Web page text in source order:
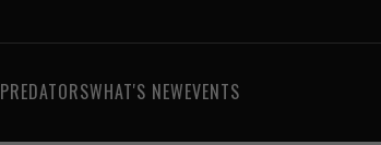
PREDATORSWHAT'S NEWEVENTS